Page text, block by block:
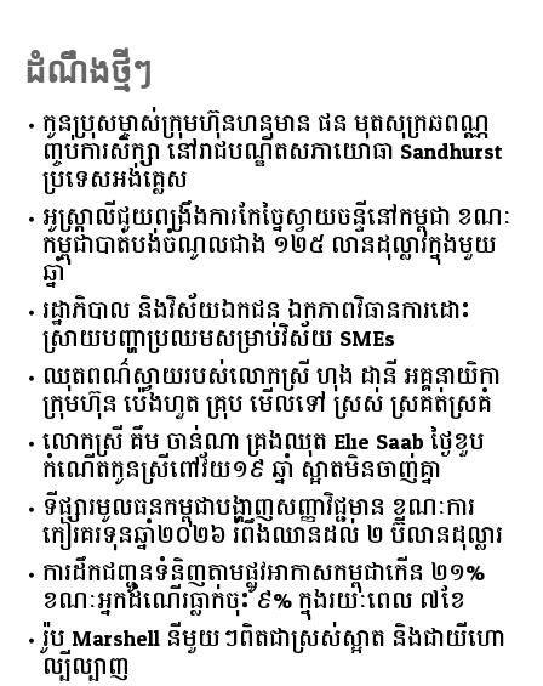
ដំណឹងថ្មីៗ
កូនប្រុសម្ចាស់ក្រុមហ៊ុនហនុមាន ផន មុតសុក្រឆពណ្ណ
ញ្ចប់ការសិក្សា នៅរាជបណ្ឌិតសភាយោធា Sandhurst
ប្រទេសអង់គ្លេស
អូស្ត្រាលី​ជួយ​ពង្រឹង​ការ​កែច្នៃ​ស្វាយចន្ទី​នៅ​កម្ពុជា​ ​ខណៈ​
កម្ពុជា​បាត់បង់​ចំណូល​ជាង​ ​១២៥​ ​លាន​ដុល្លារ​ក្នុង​មួយ​
ឆ្នាំ​
រដ្ឋាភិបាល​ ​និង​វិស័យ​ឯកជន ​ឯកភាព​វិធានការ​ដោះ
ស្រាយ​បញ្ហា​ប្រឈម​​សម្រាប់​វិស័យ​ ​SMEs​
ឈុតពណ៌ស្វាយរបស់លោកស្រី ហុង ដានី អគ្គ​នាយិកា​
ក្រុមហ៊ុន ប៉េងហួត គ្រុប មើលទៅ ស្រស់ ស្រគត់ស្រគំ
លោកស្រី គឹម ចាន់ណា គ្រងឈុត Elie Saab ថ្ងៃខួប
កំណើតកូនស្រីពៅវ័យ១៩ ឆ្នាំ ស្អាតមិនចាញ់គ្នា
ទីផ្សារ​មូលធន​កម្ពុជា​បង្ហាញ​សញ្ញា​វិជ្ជមាន​ ​ខណៈ​ការ​
កៀរគរ​ទុន​ឆ្នាំ​២០២៦​ ​រំពឹង​ឈានដល់​ ​២​ ​ប៊ីលាន​ដុល្លារ​
ការដឹកជញ្ជូនទំនិញតាមផ្លូវអាកាសកម្ពុជាកើន ២១%
ខណៈអ្នកដំណើរធ្លាក់ចុះ ៩% ក្នុងរយៈពេល ៧ខែ
រ៉ូប Marshell នីមួយៗពិតជាស្រស់ស្អាត និងជាយីហោ
ល្បីល្បាញ